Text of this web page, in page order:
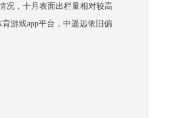
况，十月表面出栏量相对较高
游戏app平台，中遥远依旧偏